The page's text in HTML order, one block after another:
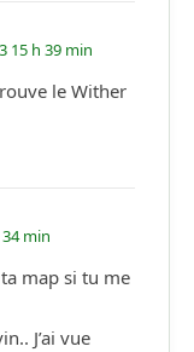
15 h 39 min
le Wither
min
map si tu me
J’ai vue